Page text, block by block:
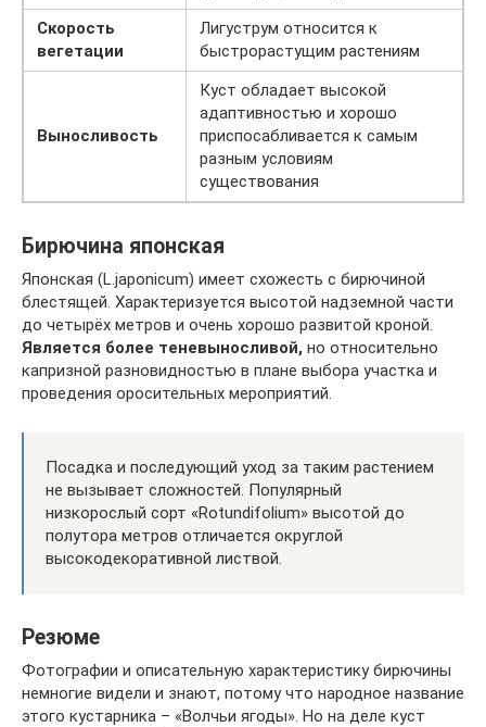
Скорость
вегетации
Лигуструм относится к
быстрорастущим растениям
Выносливость
Куст обладает высокой
адаптивностью и хорошо
приспосабливается к самым
разным условиям
существования
Бирючина японская
Японская (L.jароnicum) имеет схожесть с бирючиной
блестящей. Характеризуется высотой надземной части
до четырёх метров и очень хорошо развитой кроной.
Является более теневыносливой, но относительно
капризной разновидностью в плане выбора участка и
проведения оросительных мероприятий.
Посадка и последующий уход за таким растением
не вызывает сложностей. Популярный
низкорослый сорт «Rotundifolium» высотой до
полутора метров отличается округлой
высокодекоративной листвой.
Резюме
Фотографии и описательную характеристику бирючины
немногие видели и знают, потому что народное название
этого кустарника – «Волчьи ягоды». Но на деле куст